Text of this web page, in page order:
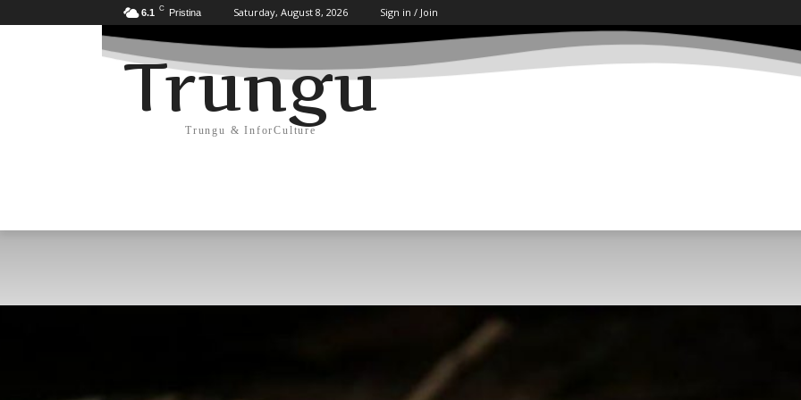
6.1 C Pristina Saturday, August 8, 2026 Sign in / Join
Trungu
Trungu & InforCulture